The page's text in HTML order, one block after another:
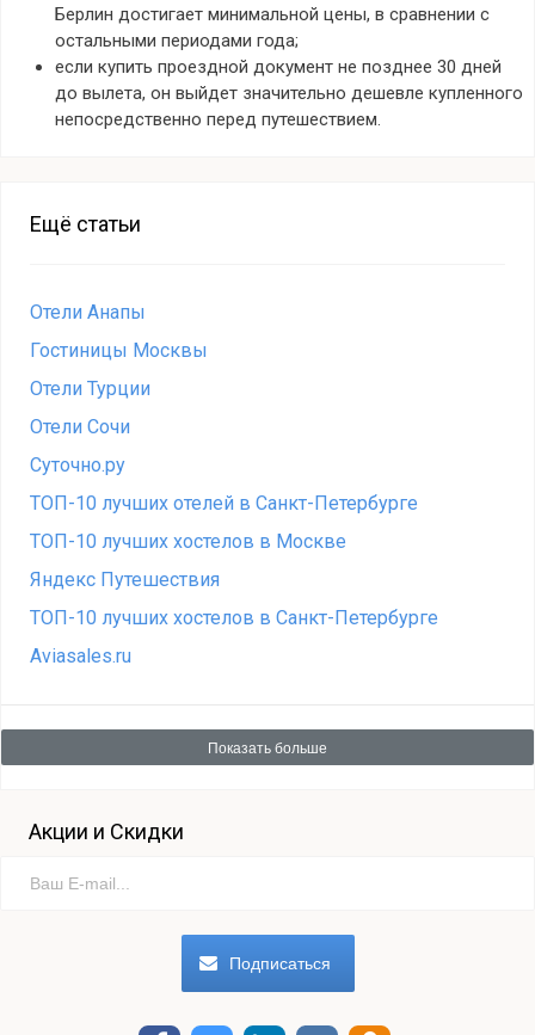
Берлин достигает минимальной цены, в сравнении с
остальными периодами года;
если купить проездной документ не позднее 30 дней
до вылета, он выйдет значительно дешевле купленного
непосредственно перед путешествием.
Ещё статьи
Отели Анапы
Гостиницы Москвы
Отели Турции
Отели Сочи
Суточно.ру
ТОП-10 лучших отелей в Санкт-Петербурге
ТОП-10 лучших хостелов в Москве
Яндекс Путешествия
ТОП-10 лучших хостелов в Санкт-Петербурге
Aviasales.ru
Показать больше
Акции и Скидки